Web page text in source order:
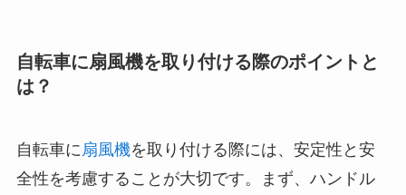
自転車に扇風機を取り付ける際のポイントと
は？
自転車に 扇風機を取り付ける際には、安定性と安
全性を考慮することが大切です。まず、ハンドル